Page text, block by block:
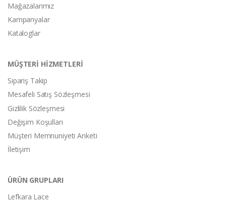
Mağazalarımız
Kampanyalar
Kataloglar
MÜŞTERİ HİZMETLERİ
Sipariş Takip
Mesafeli Satış Sözleşmesi
Gizlilik Sözleşmesi
Değişim Koşulları
Müşteri Memnuniyeti Anketi
İletişim
ÜRÜN GRUPLARI
Lefkara Lace